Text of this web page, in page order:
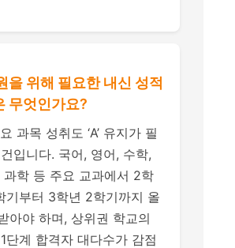
을 위해 필요한 내신 성적
무엇인가요?
과목 성취도 ‘A’ 유지가 필
입니다. 국어, 영어, 수학,
과학 등 주요 교과에서 2학
기부터 3학년 2학기까지 올
아야 하며, 상위권 학교의
단계 합격자 대다수가 감점